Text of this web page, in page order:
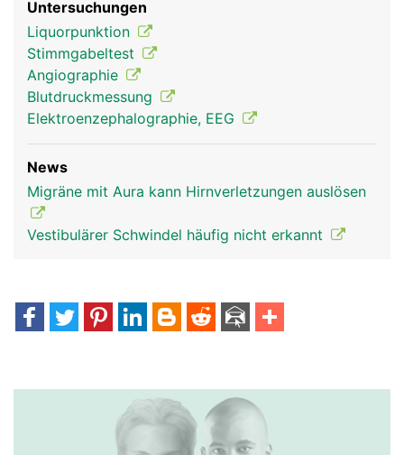
Untersuchungen
Liquorpunktion
Stimmgabeltest
Angiographie
Blutdruckmessung
Elektroenzephalographie, EEG
News
Migräne mit Aura kann Hirnverletzungen auslösen
Vestibulärer Schwindel häufig nicht erkannt